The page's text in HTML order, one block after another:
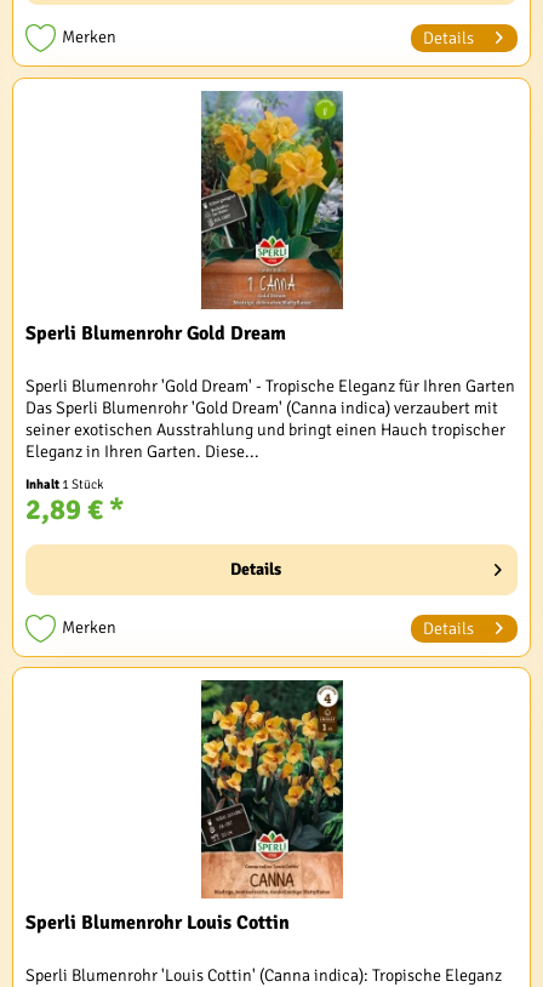
Merken Details
Sperli Blumenrohr Gold Dream
Sperli Blumenrohr 'Gold Dream' - Tropische Eleganz für Ihren Garten
Das Sperli Blumenrohr 'Gold Dream' (Canna indica) verzaubert mit
seiner exotischen Ausstrahlung und bringt einen Hauch tropischer
Eleganz in Ihren Garten. Diese...
Inhalt 1 Stück
2,89 € *
Details
Merken Details
Sperli Blumenrohr Louis Cottin
Sperli Blumenrohr 'Louis Cottin' (Canna indica): Tropische Eleganz